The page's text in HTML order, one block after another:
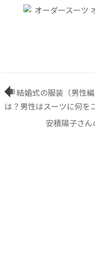
結婚式の服装（男性
は？男性はスーツに何を
安積陽子さ